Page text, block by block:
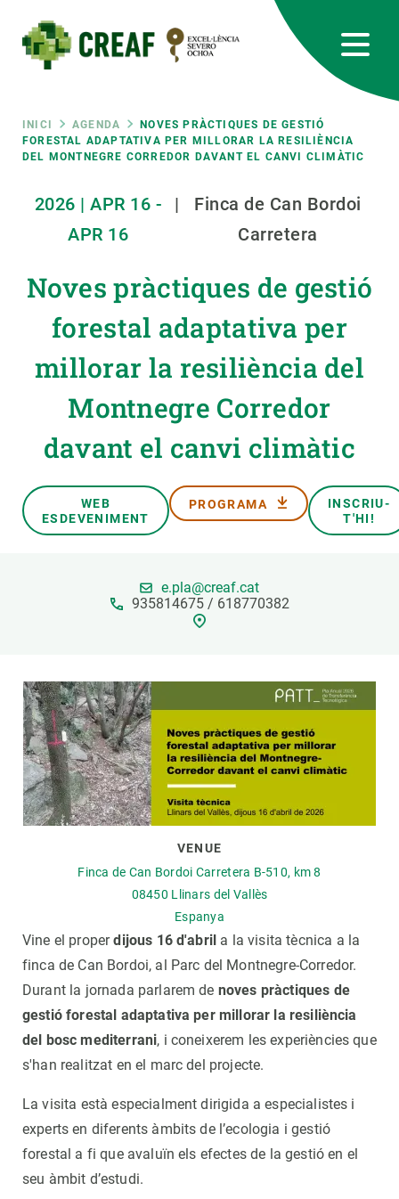
contingut
Fil
d'ariadna
INICI AGENDA
NOVES PRÀCTIQUES DE GESTIÓ
FORESTAL ADAPTATIVA PER MILLORAR LA RESILIÈNCIA
DEL MONTNEGRE CORREDOR DAVANT EL CANVI CLIMÀTIC
2026 | APR 16 -
APR 16
|
Finca de Can Bordoi
Carretera
Noves pràctiques de gestió
forestal adaptativa per
millorar la resiliència del
Montnegre Corredor
davant el canvi climàtic
WEB
ESDEVENIMENT
PROGRAMA
INSCRIU-
T'HI!
e.pla@creaf.cat
935814675 / 618770382
VENUE
Finca de Can Bordoi Carretera B-510, km 8
08450 Llinars del Vallès
Espanya
Vine el properdijous 16 d'abril a la visita tècnica a la
finca de Can Bordoi, al Parc del Montnegre-Corredor.
Durant la jornada parlarem de noves pràctiques de
gestió forestal adaptativa per millorar la resiliència
del bosc mediterrani, i coneixerem les experiències que
s'han realitzat en el marc del projecte.
La visita està especialment dirigida a especialistes i
experts en diferents àmbits de l’ecologia i gestió
forestal a fi que avaluïn els efectes de la gestió en el
seu àmbit d’estudi.
RRSS
responsive
Responsive
menu
RECERCA
CIÈNCIA EN ACCIÓ
UNEIX-TE A NOSALTRES
PARTICIPA